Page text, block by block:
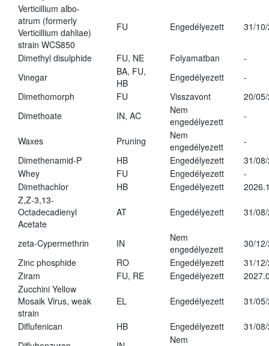
Verticillium albo-
atrum (formerly
Verticillium dahliae)
strain WCS850
FU Engedélyezett 31/
Dimethyl disulphide FU, NE Folyamatban
-
Vinegar
BA, FU,
HB
Engedélyezett
-
Dimethomorph
FU Visszavont
20/
Dimethoate
IN, AC
Nem
engedélyezett
-
Waxes Pruning
Nem
engedélyezett
-
Dimethenamid-P
HB Engedélyezett
31/
Whey
FU Engedélyezett
-
Dimethachlor
HB Engedélyezett
Z,Z-3,13-
Octadecadienyl
Acetate
AT Engedélyezett 31/
zeta-Cypermethrin IN
Nem
engedélyezett
30/
Zinc phosphide
RO Engedélyezett
31/
Ziram
FU, RE Engedélyezett
Zucchini Yellow
Mosaik Virus, weak
strain
EL Engedélyezett 31/
Diflufenican HB Engedélyezett
31/
Nem